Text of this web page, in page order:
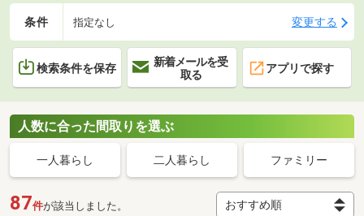
条件 指定なし 変更する
検索条件を保存
新着メールを受
取る
アプリで探す
人数に合った間取りを選ぶ
一人暮らし 二人暮らし ファミリー
87件が該当しました。